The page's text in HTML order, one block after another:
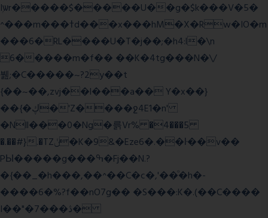
Iۭѡr�����$�����U��g�$k���V�5�
^���m���ߙd���x���hM�X�Rw�IO�m
���6�RL����U�T�j��;�h4:l�\n
6�����m�f�� ��K�4tg���N�\/
뷆;�C�����~?2y��t
{��~��,zvj��l���a�� Y�x��}
��{�ڮ�'Z����ջ4E1�n'
�Nll���0�Ng�륽Vr% �4���5
�.��#}.�TZݩ�K�9&�Eze6�.��ŀ��v��
PЫ�����g���ߒ�Fj��N.?
�{��_�h���,��^��C�c�,'��ͦ�h�-
����6�%?f��nO7 g�� �S���:K�.(��C����
I��"�7 ���ڎ�